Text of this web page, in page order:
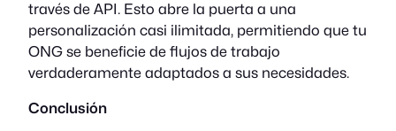
través de API. Esto abre la puerta a una
personalización casi ilimitada, permitiendo que tu
ONG se beneficie de flujos de trabajo
verdaderamente adaptados a sus necesidades.
Conclusión